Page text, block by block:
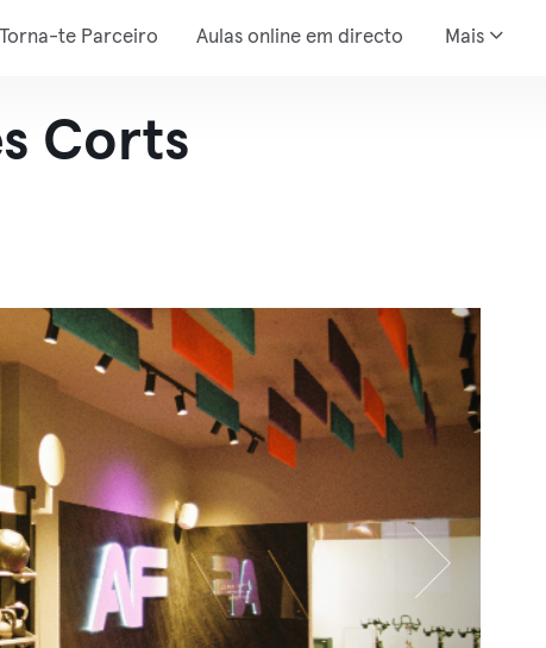
Torna-te Parceiro Aulas online em directo Mais
Corts